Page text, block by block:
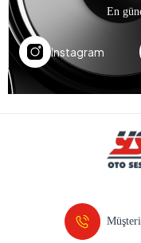
En
Instagram